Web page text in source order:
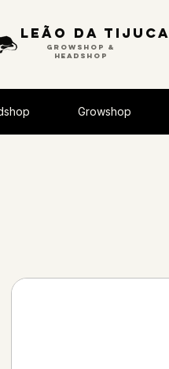
Leão da tijuca
GROWSHOP &
HEADSHOP
Growshop